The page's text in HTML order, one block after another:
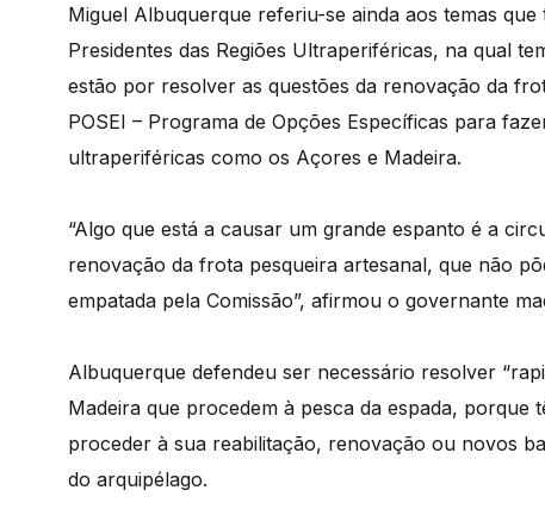
Miguel Albuquerque referiu-se ainda aos temas
Presidentes das Regiões Ultraperiféricas, na qual
estão por resolver as questões da renovação da
POSEI – Programa de Opções Específicas para
ultraperiféricas como os Açores e Madeira.
“Algo que está a causar um grande espanto é a
renovação da frota pesqueira artesanal, que não
empatada pela Comissão”, afirmou o governante
Albuquerque defendeu ser necessário resolver
Madeira que procedem à pesca da espada,
proceder à sua reabilitação, renovação ou novos
do arquipélago.